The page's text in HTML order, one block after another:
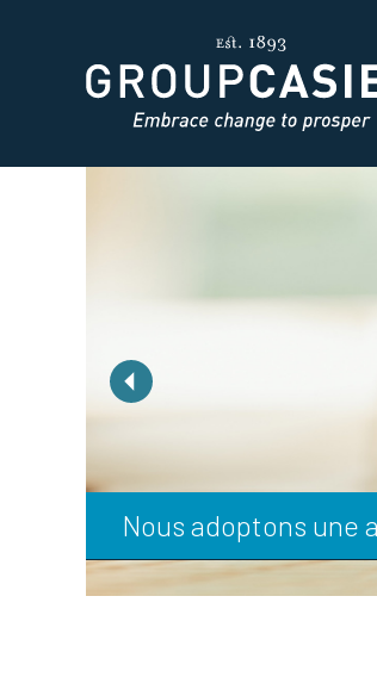
Précédent
Nous adoptons une